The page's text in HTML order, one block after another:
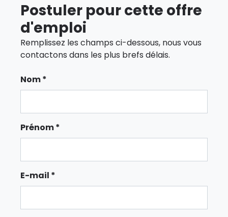
Postuler pour cette offre
d'emploi
Remplissez les champs ci-dessous, nous vous
contactons dans les plus brefs délais.
Nom *
Prénom *
E-mail *